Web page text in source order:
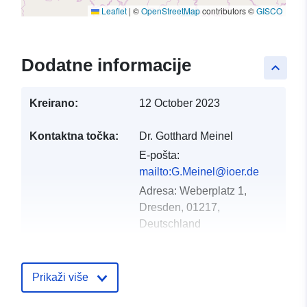
Leaflet | ©OpenStreetMapcontributors ©GISCO
keyboard_arrow_up
Dodatne informacije
Kreirano: 12 October 2023
Kontaktna točka:
Dr. Gotthard Meinel
E-pošta:
mailto:G.Meinel@ioer.de
Adresa: Weberplatz 1,
Dresden, 01217,
Deutschland
Prikaži više